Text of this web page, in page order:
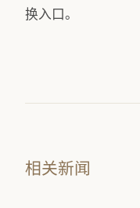
换入口。
相关新闻